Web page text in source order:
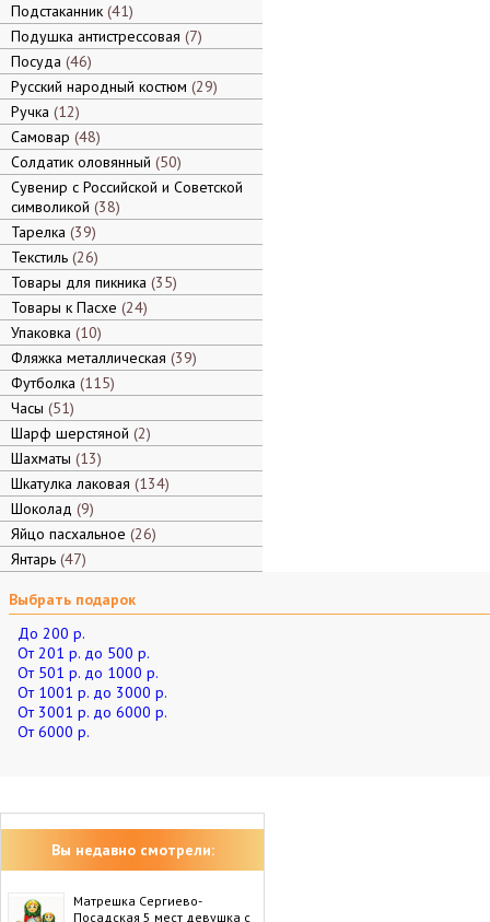
Подстаканник 41
Подушка антистрессовая 7
Посуда 46
Русский народный костюм 29
Ручка 12
Самовар 48
Солдатик оловянный 50
Сувенир с Российской и Советской
символикой 38
Тарелка 39
Текстиль 26
Товары для пикника 35
Товары к Пасхе 24
Упаковка 10
Фляжка металлическая 39
Футболка 115
Часы 51
Шарф шерстяной 2
Шахматы 13
Шкатулка лаковая 134
Шоколад 9
Яйцо пасхальное 26
Янтарь 47
Выбрать подарок
До 200 р.
От 201 р. до 500 р.
От 501 р. до 1000 р.
От 1001 р. до 3000 р.
От 3001 р. до 6000 р.
От 6000 р.
Вы недавно смотрели:
Матрешка Сергиево-
Посадская 5 мест девушка с